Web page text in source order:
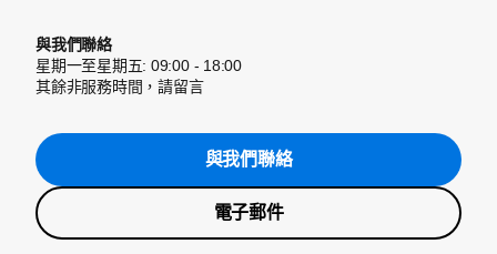
與我們聯絡
星期一至星期五: 09:00 - 18:00
其餘非服務時間，請留言
與我們聯絡
電子郵件